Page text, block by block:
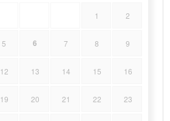
1 2
5 6 7 8 9
12 13 14 15 16
19 20 21 22 23